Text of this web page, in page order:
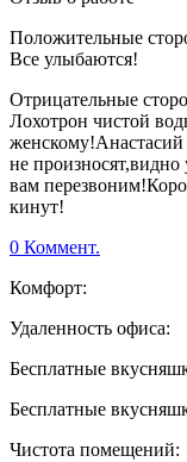
Положительные
Все улыбаются!
Отрицательные
Лохотрон чистой
не
вам
кинут!
0 Коммент.
Комфорт:
Удаленность офиса:
Бесплатные
Бесплатные
Чистота помещений: